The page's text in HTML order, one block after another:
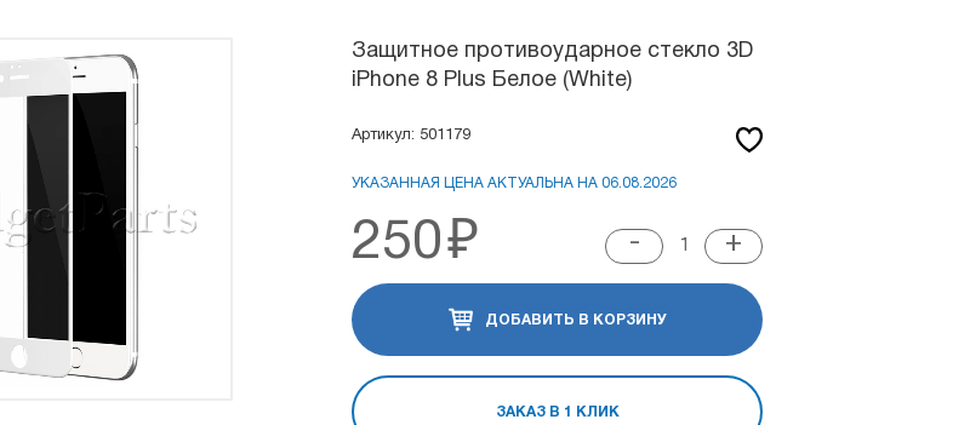
Защитное противоударное стекло 3D
iPhone 8 Plus Белое (White)
Артикул: 501179
УКАЗАННАЯ ЦЕНА АКТУАЛЬНА НА 06.08.2026
250₽ - +
ДОБАВИТЬ В КОРЗИНУ
ЗАКАЗ В 1 КЛИК